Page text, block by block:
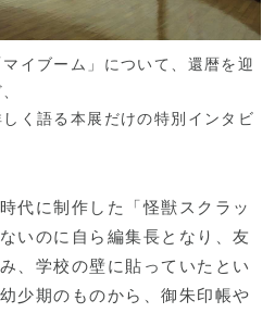
イブーム」について、還暦を迎
く語る本展だけの特別インタビ
代に制作した「怪獣スクラッ
いのに自ら編集長となり、友
、学校の壁に貼っていたとい
少期のものから、御朱印帳や